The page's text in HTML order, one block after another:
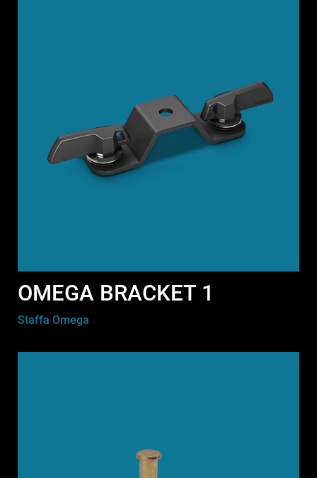
OMEGA BRACKET 1
Staffa Omega